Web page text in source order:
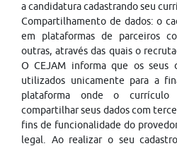
a candidatura cadastrando seu
Compartilhamento de dados: o
em plataformas de parceiros
outras, através das quais o
O CEJAM informa que os seus
utilizados unicamente para a
plataforma onde o currículo
compartilhar seus dados com
fins de funcionalidade do
legal. Ao realizar o seu